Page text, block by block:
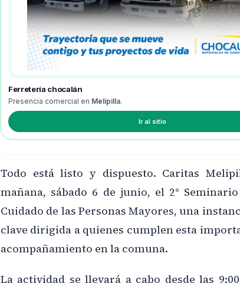
Ferretería chocalán
Presencia comercial en Melipilla.
Ir al sitio
Todo está listo y dispuesto. Caritas
mañana, sábado 6 de junio, el 2°
Cuidado de las Personas Mayores, una
clave dirigida a quienes cumplen esta
acompañamiento en la comuna.
La actividad se llevará a cabo desde las